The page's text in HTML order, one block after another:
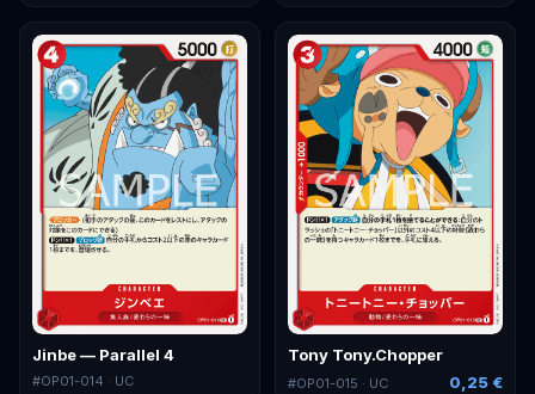
Jinbe — Parallel 4
#OP01-014 · UC
Tony Tony.Chopper
#OP01-015 · UC 0,25 €